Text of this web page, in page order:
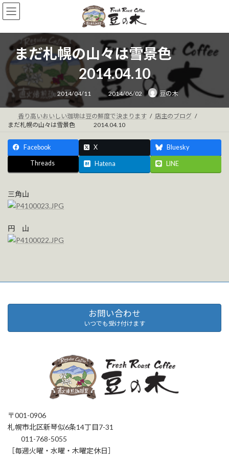
コ
ン
ン
キ
ナ
ビ
ー
に
まだ札幌の山々は雪景色
2014.04.10
2014/04/11
最
終
更
新
日
時
:
2014/06/02 豆の木
香り高いおいしい珈琲は豆の鮮度で決まります
店主のブログ
まだ札幌の山々は雪景色 2014.04.10
Facebook X Bluesky
Threads Hatena LINE
三角山
円 山
お問い合わせ
いつでも受け付けます
〒001-0906
札幌市北区新琴似6条14丁目7-31
011-768-5055
［毎週火曜・水曜・木曜定休日］